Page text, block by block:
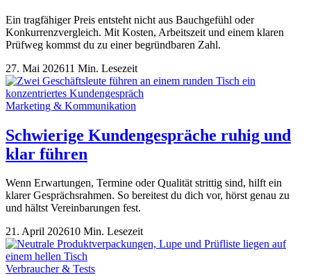
Ein tragfähiger Preis entsteht nicht aus Bauchgefühl oder
Konkurrenzvergleich. Mit Kosten, Arbeitszeit und einem klaren
Prüfweg kommst du zu einer begründbaren Zahl.
27. Mai 202611 Min. Lesezeit
Marketing & Kommunikation
Schwierige Kundengespräche ruhig und
klar führen
Wenn Erwartungen, Termine oder Qualität strittig sind, hilft ein
klarer Gesprächsrahmen. So bereitest du dich vor, hörst genau zu
und hältst Vereinbarungen fest.
21. April 202610 Min. Lesezeit
Verbraucher & Tests